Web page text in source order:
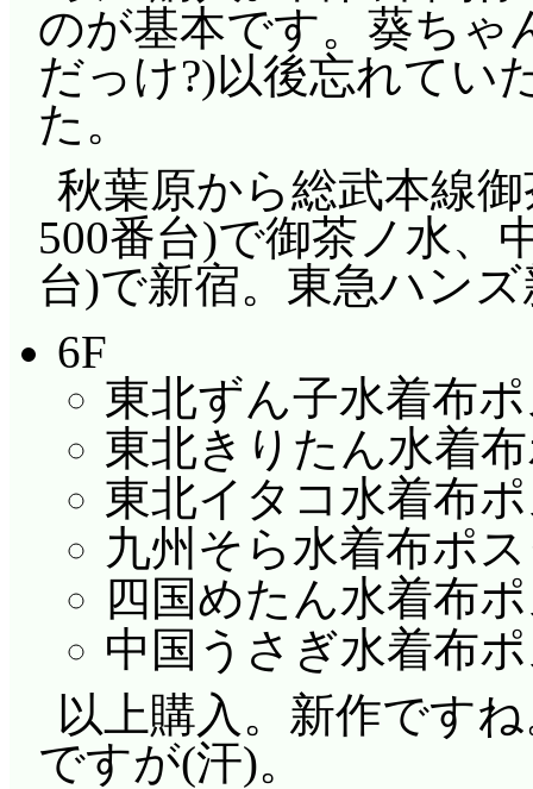
のが基本です。葵ちゃ
だっけ?)以後忘れてい
た。
秋葉原から総武本線
500番台)で御茶ノ水、
台)で新宿。東急ハン
6F
東北ずん子水着布
東北きりたん水着
東北イタコ水着布
九州そら水着布ポ
四国めたん水着布
中国うさぎ水着布
以上購入。新作です
ですが(汗)。